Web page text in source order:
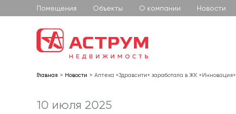
Помещения Объекты О компании Новости
Главная Новости Аптека «Здравсити» заработала в ЖК «Инновация»
10 июля 2025